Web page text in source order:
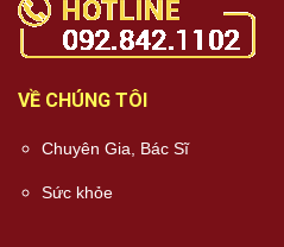
VỀ CHÚNG TÔI
Chuyên Gia, Bác Sĩ
Sức khỏe